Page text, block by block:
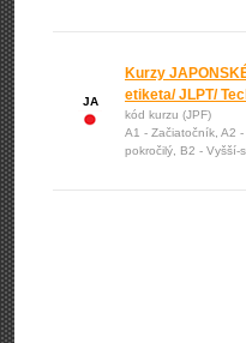
JA
Kurzy
etiketa/ JLPT/
kód kurzu (JPF)
A1 - Začiatočník, A2
pokročilý, B2 - Vyšší-